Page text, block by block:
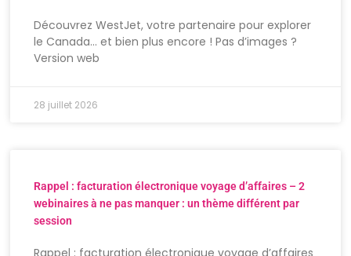
Découvrez WestJet, votre partenaire pour explorer
le Canada… et bien plus encore ! Pas d’images ?
Version web
28 juillet 2026
Rappel : facturation électronique voyage d’affaires – 2
webinaires à ne pas manquer : un thème différent par
session
Rappel : facturation électronique voyage d’affaires